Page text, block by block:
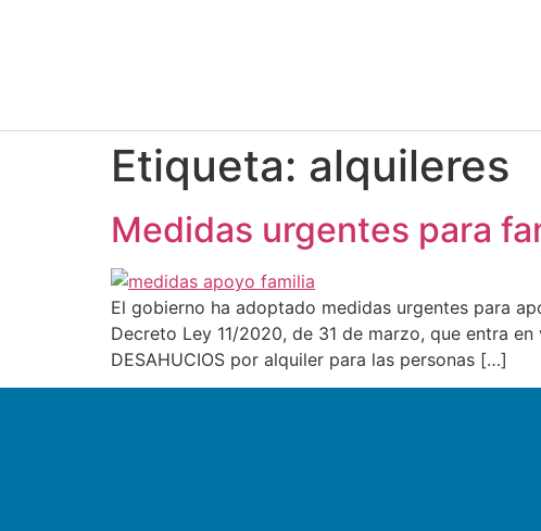
Etiqueta: alquileres
Medidas urgentes para
El gobierno ha adoptado medidas urgentes para
Decreto Ley 11/2020, de 31 de marzo, que entra
DESAHUCIOS por alquiler para las personas […]